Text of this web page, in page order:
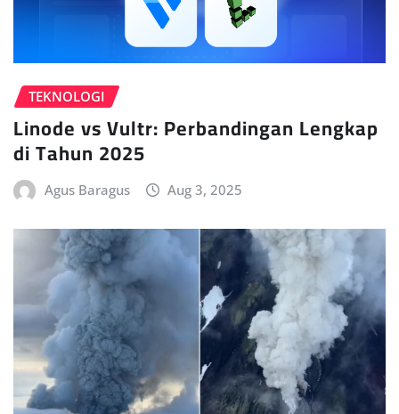
TEKNOLOGI
Linode vs Vultr: Perbandingan Lengkap
di Tahun 2025
Agus Baragus Aug 3, 2025